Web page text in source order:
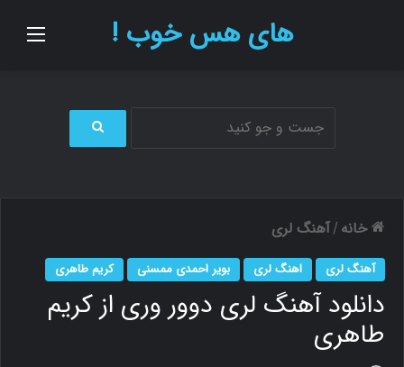
های هس خوب !
ج
ر
ا
ی
خانه / آهنگ لری
آهنگ لری اهنگ لری بویر احمدی ممسنی کریم طاهری
دانلود آهنگ لری دوور وری از کریم
طاهری